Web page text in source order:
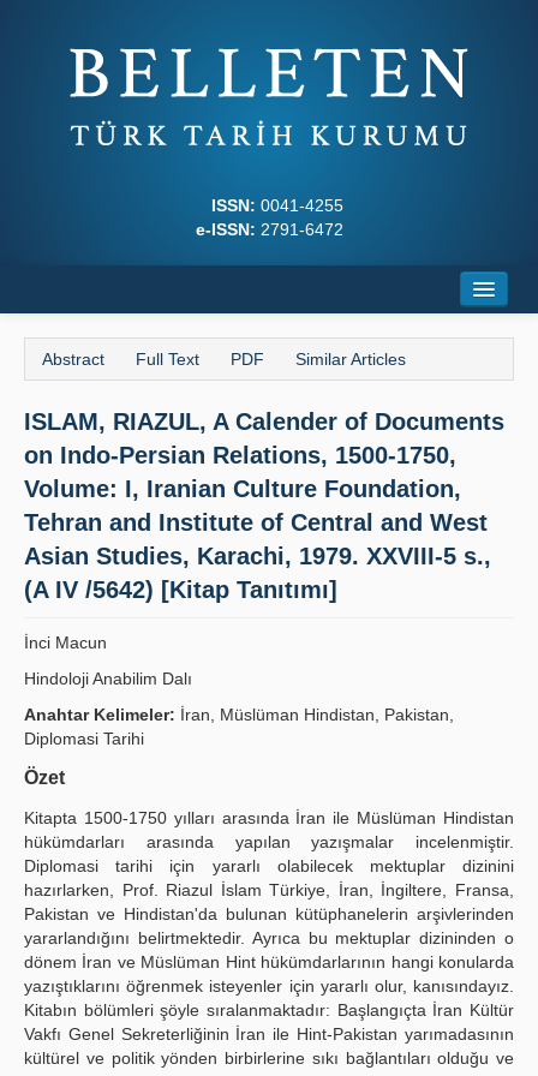
ISSN: 0041-4255
e-ISSN: 2791-6472
About
Journal Boards
Principles
Publication Policies
Abstract Full Text PDF Similar Articles
ISLAM, RIAZUL, A Calender of Documents
on Indo-Persian Relations, 1500-1750,
Volume: I, Iranian Culture Foundation,
Tehran and Institute of Central and West
Asian Studies, Karachi, 1979. XXVIII-5 s.,
(A IV /5642) [Kitap Tanıtımı]
İnci Macun
Hindoloji Anabilim Dalı
Anahtar Kelimeler: İran, Müslüman Hindistan, Pakistan,
Diplomasi Tarihi
Özet
Kitapta 1500-1750 yılları arasında İran ile Müslüman Hindistan
hükümdarları arasında yapılan yazışmalar incelenmiştir.
Diplomasi tarihi için yararlı olabilecek mektuplar dizinini
hazırlarken, Prof. Riazul İslam Türkiye, İran, İngiltere, Fransa,
Pakistan ve Hindistan'da bulunan kütüphanelerin arşivlerinden
yararlandığını belirtmektedir. Ayrıca bu mektuplar dizininden o
dönem İran ve Müslüman Hint hükümdarlarının hangi konularda
yazıştıklarını öğrenmek isteyenler için yararlı olur, kanısındayız.
Kitabın bölümleri şöyle sıralanmaktadır: Başlangıçta İran Kültür
Vakfı Genel Sekreterliğinin İran ile Hint-Pakistan yarımadasının
kültürel ve politik yönden birbirlerine sıkı bağlantıları olduğu ve